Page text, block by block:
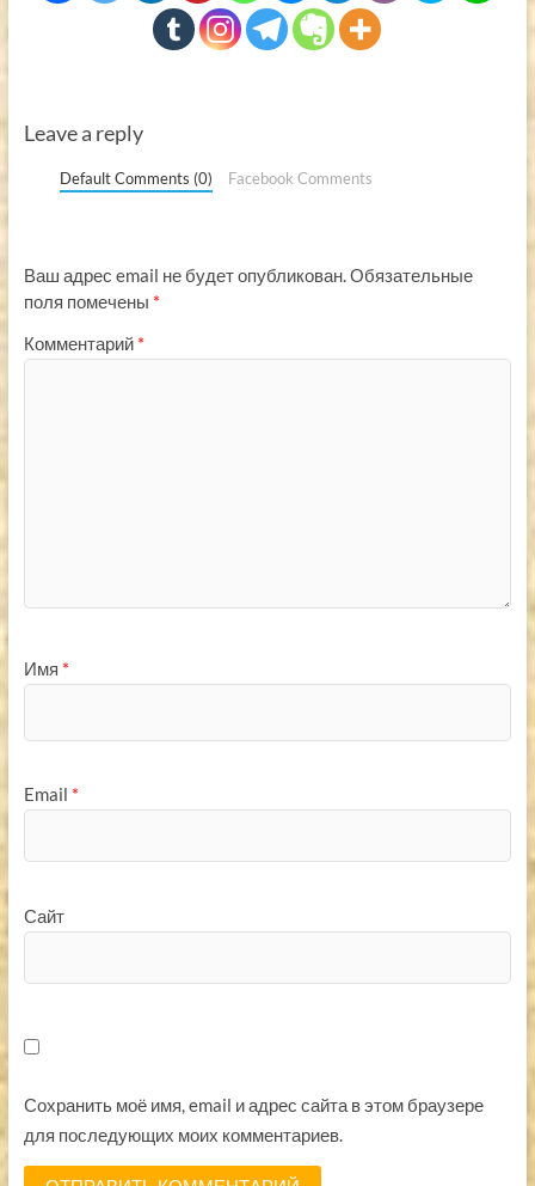
Leave a reply
Default Comments (0) Facebook Comments
Ваш адрес email не будет опубликован.Обязательные
поля помечены *
Комментарий *
Имя *
Email *
Сайт
Сохранить моё имя, email и адрес сайта в этом браузере
для последующих моих комментариев.